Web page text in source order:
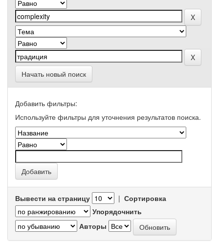
Начать новый поиск
Добавить фильтры:
Используйте фильтры для уточнения результатов поиска.
Вывести на страницу | Сортировка
Упорядочнить
Авторы